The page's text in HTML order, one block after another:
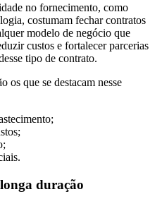
no fornecimento, como
costumam fechar contratos
modelo de negócio que
custos e fortalecer parcerias
tipo de contrato.
os que se destacam nesse
duração